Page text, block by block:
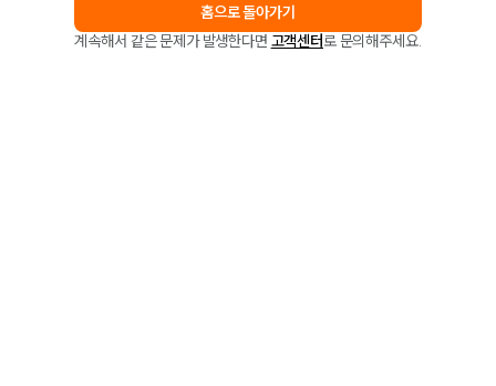
홈으로 돌아가기
계속해서 같은 문제가 발생한다면 고객센터로 문의해주세요.